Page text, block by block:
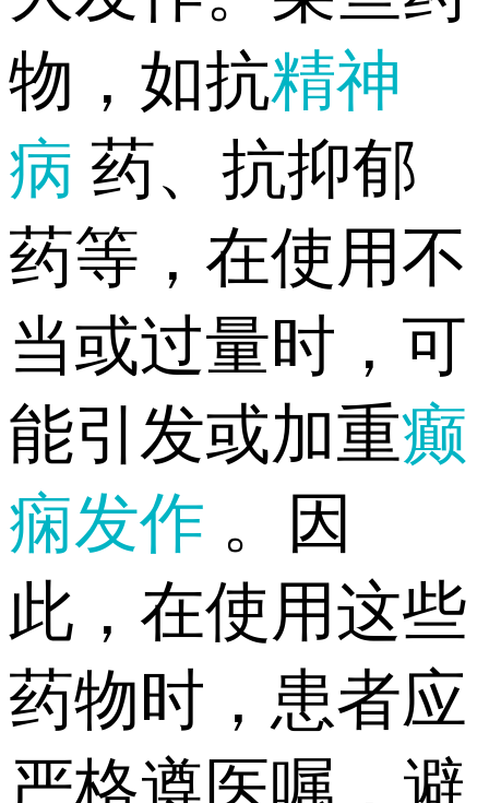
物，如抗精神
病 药、抗抑郁
药等，在使用不
当或过量时，可
能引发或加重癫
痫发作 。因
此，在使用这些
药物时，患者应
严格遵医嘱，避